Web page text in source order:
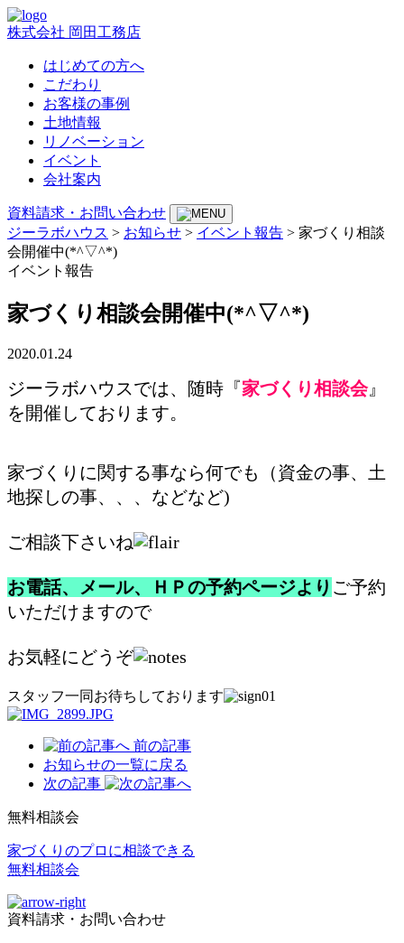
株式会社 岡田工務店
はじめての方へ
こだわり
お客様の事例
土地情報
リノベーション
イベント
会社案内
資料請求・お問い合わせ
ジーラボハウス > お知らせ > イベント報告 > 家づくり相談
会開催中(*^▽^*)
イベント報告
家づくり相談会開催中(*^▽^*)
2020.01.24
ジーラボハウスでは、随時『家づくり相談会』
を開催しております。
家づくりに関する事なら何でも（資金の事、土
地探しの事、、、などなど)
ご相談下さいね
お電話、メール、ＨＰの予約ページより ご予約
いただけますので
お気軽にどうぞ
スタッフ一同お待ちしております
前の記事
お知らせの一覧に戻る
次の記事
無料相談会
家づくりのプロに相談できる
無料相談会
資料請求・お問い合わせ